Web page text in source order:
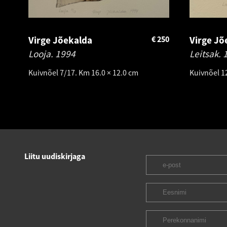
Virge Jõekalda
Looja. 1994
Kuivnõel 7/17. Km 16.0 × 12.0 cm
250
€
Virge
Leitsak.
Kuivnõel
Liitu uudiskirjaga